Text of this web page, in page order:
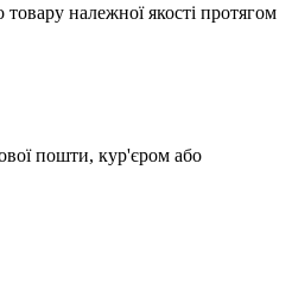
належної якості протягом
пошти, кур'єром або